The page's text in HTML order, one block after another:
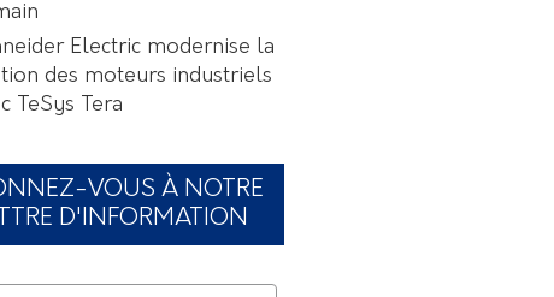
Electric modernise la
des moteurs industriels
TeSys Tera
VOUS À NOTRE
D'INFORMATION